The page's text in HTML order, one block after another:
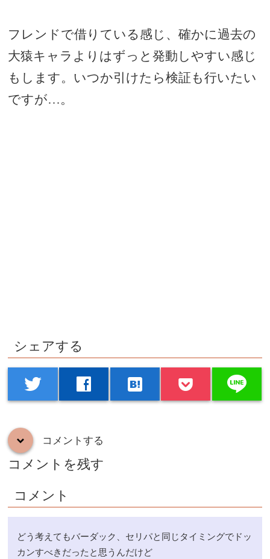
フレンドで借りている感じ、確かに過去の
大猿キャラよりはずっと発動しやすい感じ
もします。いつか引けたら検証も行いたい
ですが…。
シェアする
twitter facebook hatenabookmark line
down コメントする
コメントを残す
コメント
どう考えてもバーダック、セリパと同じタイミングでドッ
カンすべきだったと思うんだけど